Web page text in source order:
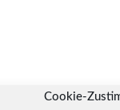
Cookie-